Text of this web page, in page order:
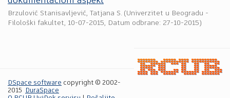
Brzulović Stanisavljević, Tatjana S. (Univerzitet u Beogradu -
Filološki fakultet, 10-07-2015, Datum odbrane: 27-10-2015)
DSpace software copyright © 2002-
2015
DuraSpace